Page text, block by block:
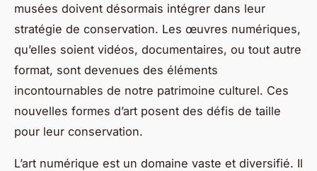
musées doivent désormais intégrer dans leur
stratégie de conservation. Les œuvres numériques,
qu’elles soient vidéos, documentaires, ou tout autre
format, sont devenues des éléments
incontournables de notre patrimoine culturel. Ces
nouvelles formes d’art posent des défis de taille
pour leur conservation.
L’art numérique est un domaine vaste et diversifié. Il